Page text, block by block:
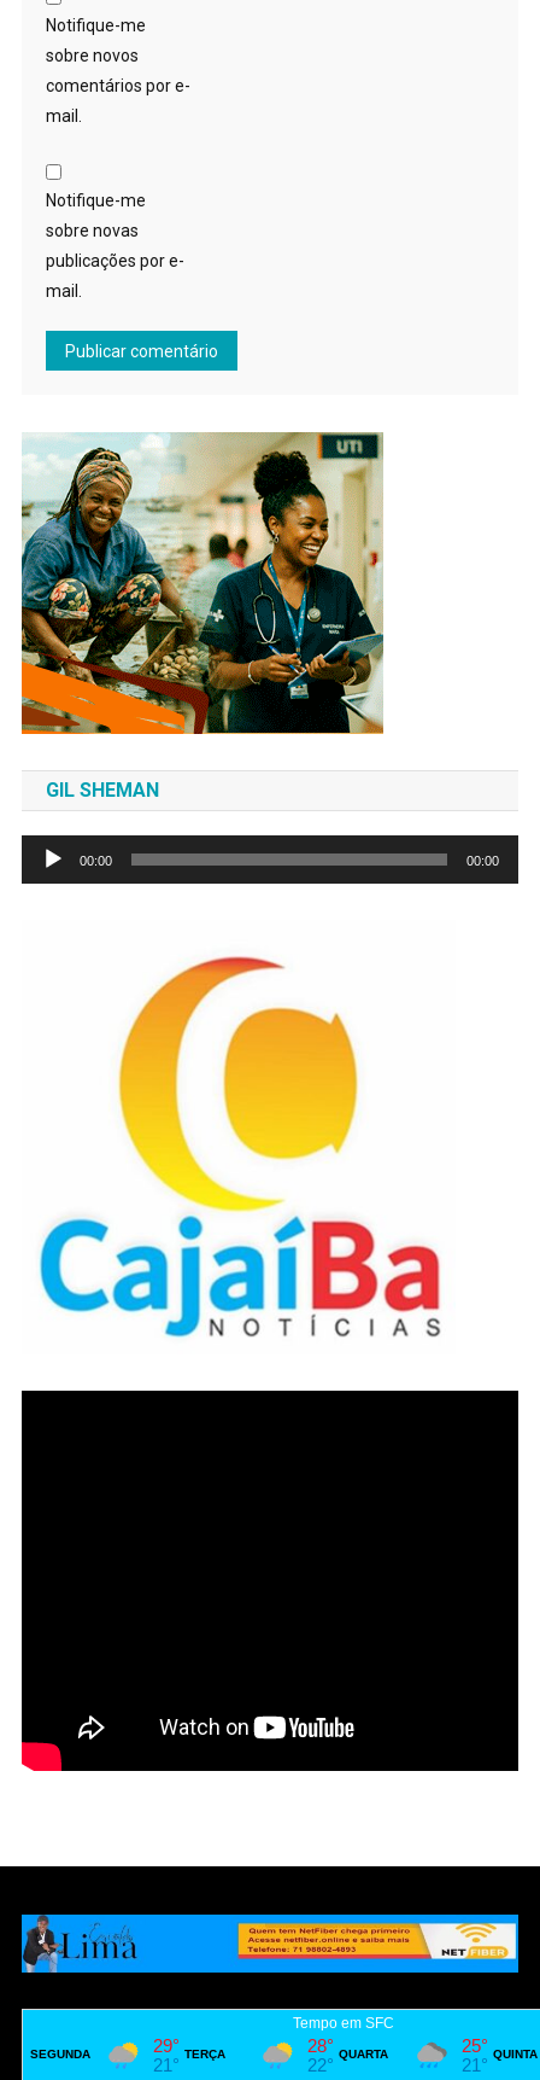
Notifique-me
sobre novos
comentários por e-
mail.
Notifique-me
sobre novas
publicações por e-
mail.
GIL SHEMAN
Tocador
00:00 00:00